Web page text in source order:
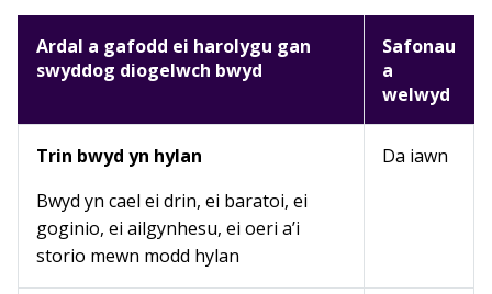
Ardal a gafodd ei harolygu gan
swyddog diogelwch bwyd
Safonau
a
welwyd
Trin bwyd yn hylan
Bwyd yn cael ei drin, ei baratoi, ei
goginio, ei ailgynhesu, ei oeri a’i
storio mewn modd hylan
Da iawn